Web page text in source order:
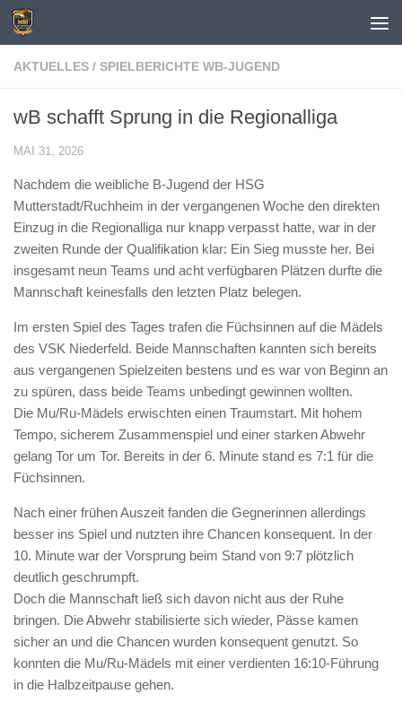
Zum Inhalt springen
AKTUELLES / SPIELBERICHTE WB-JUGEND
wB schafft Sprung in die Regionalliga
MAI 31, 2026
Nachdem die weibliche B-Jugend der HSG
Mutterstadt/Ruchheim in der vergangenen Woche den direkten
Einzug in die Regionalliga nur knapp verpasst hatte, war in der
zweiten Runde der Qualifikation klar: Ein Sieg musste her. Bei
insgesamt neun Teams und acht verfügbaren Plätzen durfte die
Mannschaft keinesfalls den letzten Platz belegen.
Im ersten Spiel des Tages trafen die Füchsinnen auf die Mädels
des VSK Niederfeld. Beide Mannschaften kannten sich bereits
aus vergangenen Spielzeiten bestens und es war von Beginn an
zu spüren, dass beide Teams unbedingt gewinnen wollten.
Die Mu/Ru-Mädels erwischten einen Traumstart. Mit hohem
Tempo, sicherem Zusammenspiel und einer starken Abwehr
gelang Tor um Tor. Bereits in der 6. Minute stand es 7:1 für die
Füchsinnen.
Nach einer frühen Auszeit fanden die Gegnerinnen allerdings
besser ins Spiel und nutzten ihre Chancen konsequent. In der
10. Minute war der Vorsprung beim Stand von 9:7 plötzlich
deutlich geschrumpft.
Doch die Mannschaft ließ sich davon nicht aus der Ruhe
bringen. Die Abwehr stabilisierte sich wieder, Pässe kamen
sicher an und die Chancen wurden konsequent genutzt. So
konnten die Mu/Ru-Mädels mit einer verdienten 16:10-Führung
in die Halbzeitpause gehen.